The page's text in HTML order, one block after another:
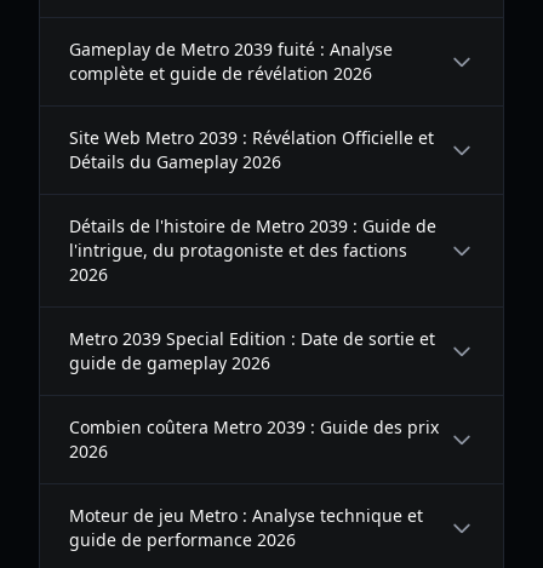
Gameplay de Metro 2039 fuité : Analyse
complète et guide de révélation 2026
Site Web Metro 2039 : Révélation Officielle et
Détails du Gameplay 2026
Détails de l'histoire de Metro 2039 : Guide de
l'intrigue, du protagoniste et des factions
2026
Metro 2039 Special Edition : Date de sortie et
guide de gameplay 2026
Combien coûtera Metro 2039 : Guide des prix
2026
Moteur de jeu Metro : Analyse technique et
guide de performance 2026